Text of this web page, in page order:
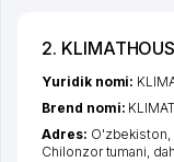
2.
Yuridik nomi:
Brend nomi:
Adres: O'zbekiston,
Chilonzor tumani,